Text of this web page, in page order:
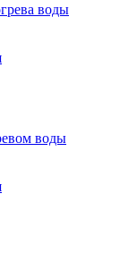
воды
воды